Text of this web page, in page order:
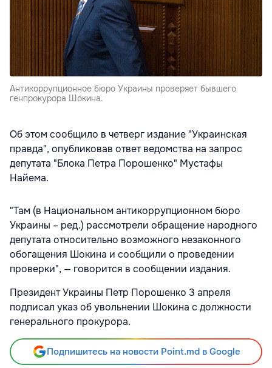
Антикоррупционное бюро Украины проверяет бывшего
генпрокурора Шокина.
Об этом сообщило в четверг издание "Украинская
правда", опубликовав ответ ведомства на запрос
депутата "Блока Петра Порошенко" Мустафы
Найема.
"Там (в Национальном антикоррупционном бюро
Украины – ред.) рассмотрели обращение народного
депутата относительно возможного незаконного
обогащения Шокина и сообщили о проведении
проверки", — говорится в сообщении издания.
Президент Украины Петр Порошенко 3 апреля
подписал указ об увольнении Шокина с должности
генерального прокурора.
Подпишитесь на новости Point.md в Google